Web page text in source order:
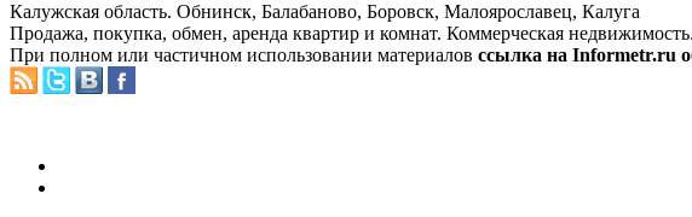
Калужская область. Обнинск, Балабаново, Боровск, Малоярославец, Калуга
Продажа, покупка, обмен, аренда квартир и комнат. Коммерческая
При полном или частичном использовании материалов ссылка на Informetr.ru